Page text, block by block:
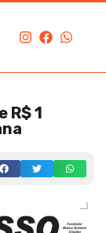
R$ 1